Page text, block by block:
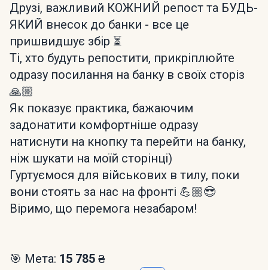
Друзі, важливий КОЖНИЙ репост та БУДЬ-
ЯКИЙ внесок до банки - все це
пришвидшує збір ⏳
Ті, хто будуть репостити, прикріплюйте
одразу посилання на банку в своїх сторіз
🙏🏼
Як показує практика, бажаючим
задонатити комфортніше одразу
натиснути на кнопку та перейти на банку,
ніж шукати на моїй сторінці)
Гуртуємося для військових в тилу, поки
вони стоять за нас на фронті 💪🏼😎
Віримо, що перемога незабаром!
🎯 Мета: 15 785 ₴